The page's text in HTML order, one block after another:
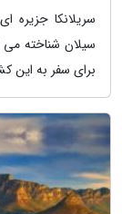
سریلانکا
سیلان شناخته
برای سفر به این